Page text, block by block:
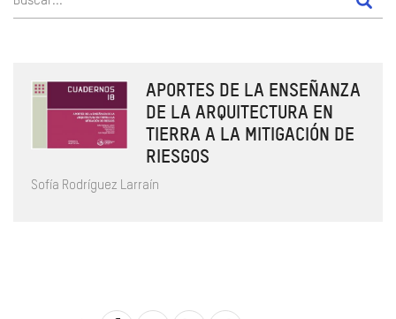
APORTES DE LA ENSEÑANZA
DE LA ARQUITECTURA EN
TIERRA A LA MITIGACIÓN DE
RIESGOS
Sofía Rodríguez Larraín